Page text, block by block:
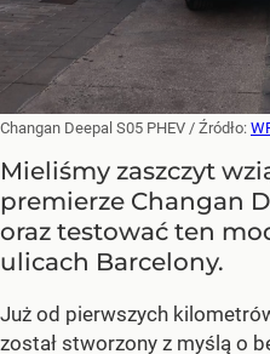
Changan Deepal S05 PHEV / Źródło:
Mieliśmy zaszczyt
premierze Changan
oraz testować ten
ulicach Barcelony.
Już od pierwszych
został stworzony z myślą o